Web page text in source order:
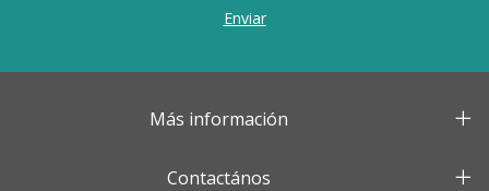
Más información
Contactános